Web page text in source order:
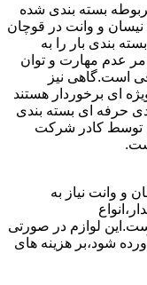
بسته بندی شده
نیسان و وانت در قوچان
بندی بار را به
عدم مهارت و توان
است.گاهی نیز
ای برخوردار هستند
حرفه ای بسته بندی
توسط کادر شرکت
و وانت نیاز به
لوازم در صورتی
شود،بر هزینه های